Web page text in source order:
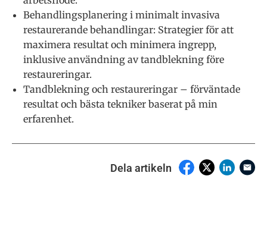
Behandlingsplanering i minimalt invasiva
restaurerande behandlingar: Strategier för att
maximera resultat och minimera ingrepp,
inklusive användning av tandblekning före
restaureringar.
Tandblekning och restaureringar – förväntade
resultat och bästa tekniker baserat på min
erfarenhet.
Dela artikeln